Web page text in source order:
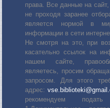
права. Все данные на сайт,
не проходя заранее
является нормой в
информации в сети
Не смотря на это, при
касательно ссылок на
нашем сайте,
являетесь, просим
запросом. Для этого
адрес:
рекомендуем